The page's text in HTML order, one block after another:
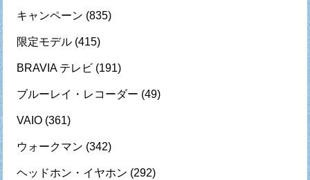
キャンペーン (835)
限定モデル (415)
BRAVIA テレビ (191)
ブルーレイ・レコーダー (49)
VAIO (361)
ウォークマン (342)
ヘッドホン・イヤホン (292)